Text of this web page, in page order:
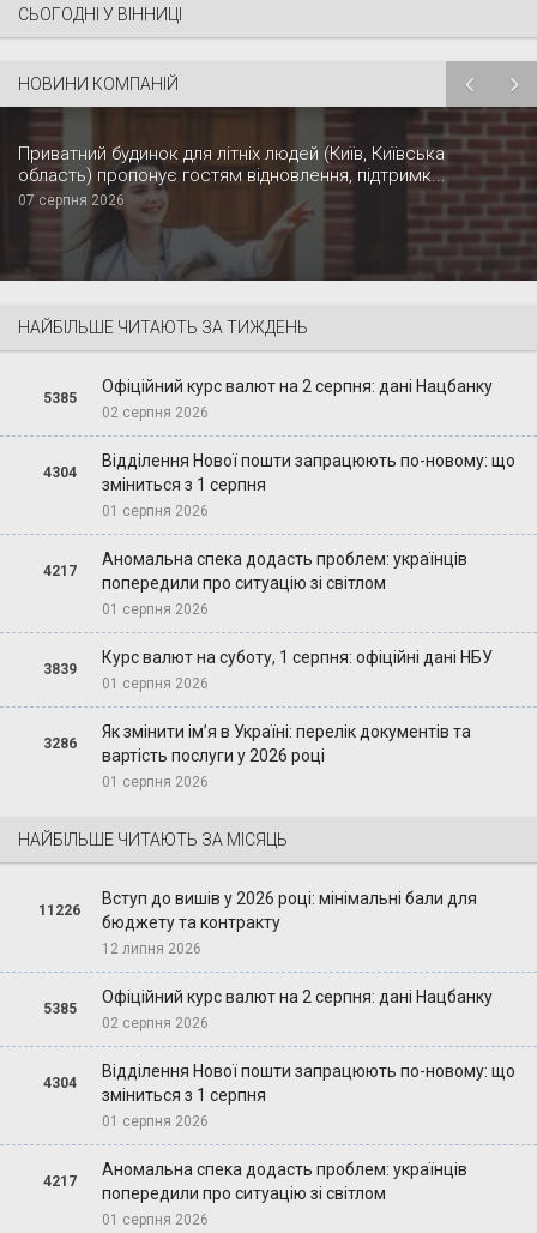
СЬОГОДНІ У ВІННИЦІ
НОВИНИ КОМПАНІЙ
Приватний будинок для літніх людей (Київ, Київська
область) пропонує гостям відновлення, підтримк...
07 серпня 2026
НАЙБІЛЬШЕ ЧИТАЮТЬ ЗА ТИЖДЕНЬ
5385
Офіційний курс валют на 2 серпня: дані Нацбанку
02 серпня 2026
4304
Відділення Нової пошти запрацюють по-новому: що
зміниться з 1 серпня
01 серпня 2026
4217
Аномальна спека додасть проблем: українців
попередили про ситуацію зі світлом
01 серпня 2026
3839
Курс валют на суботу, 1 серпня: офіційні дані НБУ
01 серпня 2026
3286
Як змінити ім’я в Україні: перелік документів та
вартість послуги у 2026 році
01 серпня 2026
НАЙБІЛЬШЕ ЧИТАЮТЬ ЗА МІСЯЦЬ
11226
Вступ до вишів у 2026 році: мінімальні бали для
бюджету та контракту
12 липня 2026
5385
Офіційний курс валют на 2 серпня: дані Нацбанку
02 серпня 2026
4304
Відділення Нової пошти запрацюють по-новому: що
зміниться з 1 серпня
01 серпня 2026
4217
Аномальна спека додасть проблем: українців
попередили про ситуацію зі світлом
01 серпня 2026